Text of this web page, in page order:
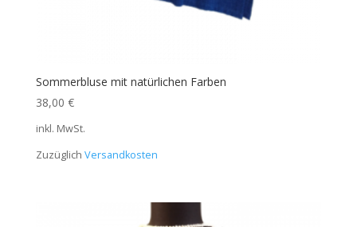
Sommerbluse mit natürlichen Farben
38,00 €
inkl. MwSt.
Zuzüglich Versandkosten